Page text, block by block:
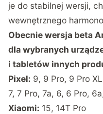
je do stabilnej wersji,
wewnętrznego
Obecnie wersja beta
dla wybranych
i tabletów innych
Pixel: 9, 9 Pro, 9 Pro
7, 7 Pro, 7a, 6, 6 Pro,
Xiaomi: 15, 14T Pro